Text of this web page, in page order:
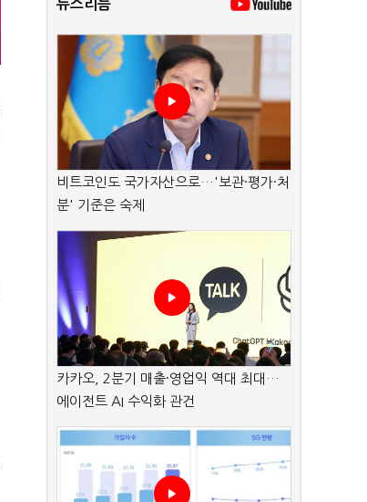
뉴스리듬
비트코인도 국가자산으로…'보관·평가·처
분' 기준은 숙제
카카오, 2분기 매출·영업익 역대 최대…
에이전트 AI 수익화 관건